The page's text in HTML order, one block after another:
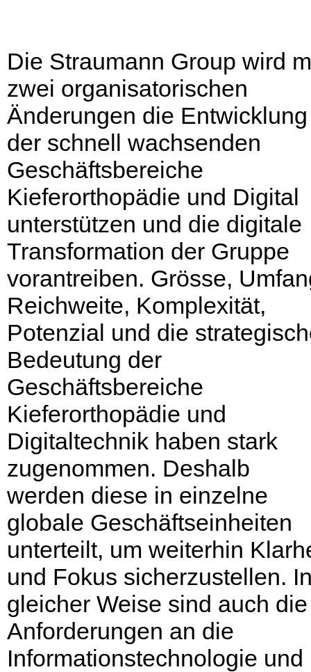
Die Straumann Group wird
zwei organisatorischen
Änderungen die Entwicklung
der schnell wachsenden
Geschäftsbereiche
Kieferorthopädie und Digital
unterstützen und die digitale
Transformation der Gruppe
vorantreiben. Grösse,
Reichweite, Komplexität,
Potenzial und die
Bedeutung der
Geschäftsbereiche
Kieferorthopädie und
Digitaltechnik haben stark
zugenommen. Deshalb
werden diese in einzelne
globale Geschäftseinheiten
unterteilt, um weiterhin
und Fokus sicherzustellen.
gleicher Weise sind auch die
Anforderungen an die
Informationstechnologie und